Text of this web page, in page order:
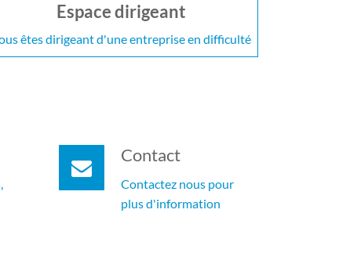
Espace dirigeant
êtes dirigeant d'une entreprise en difficulté
Contact
Contactez nous pour
plus d'information